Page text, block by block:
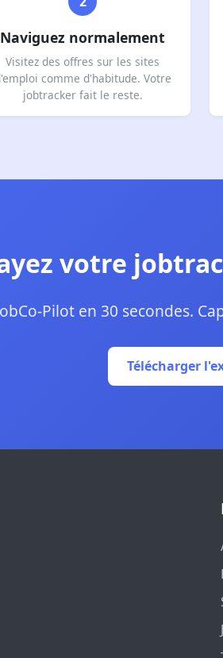
Naviguez normalement
Visitez des offres sur les sites
comme d'habitude. Votre
jobtracker fait le reste.
votre
Pilot en 30 secondes.
Télécharger